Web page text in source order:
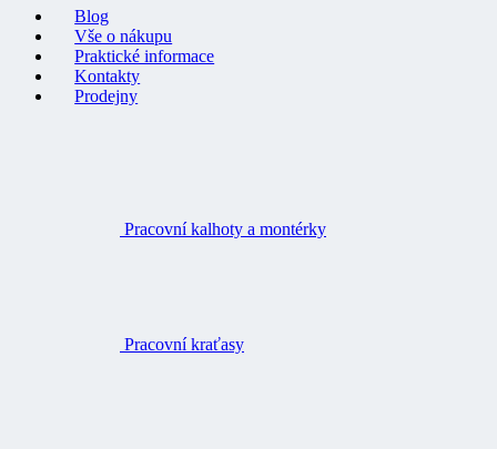
Blog
Vše o nákupu
Praktické informace
Kontakty
Prodejny
Pracovní kalhoty a montérky
Pracovní kraťasy